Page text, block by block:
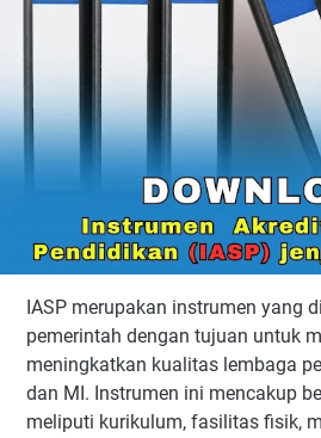
IASP merupakan instrumen yang
pemerintah dengan tujuan untuk
meningkatkan kualitas lembaga
dan MI. Instrumen ini mencakup
meliputi kurikulum, fasilitas fisik,